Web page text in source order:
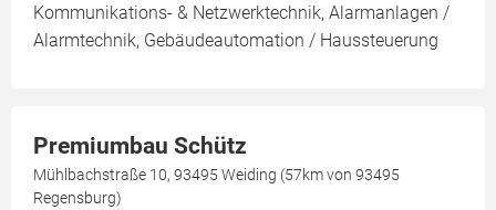
Kommunikations- & Netzwerktechnik, Alarmanlagen /
Alarmtechnik, Gebäudeautomation / Haussteuerung
Premiumbau Schütz
Mühlbachstraße 10, 93495 Weiding (57km von 93495
Regensburg)